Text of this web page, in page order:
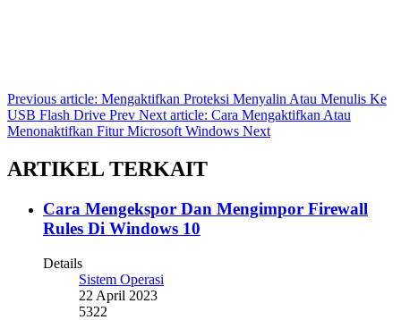
Previous article: Mengaktifkan Proteksi Menyalin Atau Menulis Ke
USB Flash Drive Prev Next article: Cara Mengaktifkan Atau
Menonaktifkan Fitur Microsoft Windows Next
ARTIKEL TERKAIT
Cara Mengekspor Dan Mengimpor Firewall
Rules Di Windows 10
Details
Sistem Operasi
22 April 2023
5322